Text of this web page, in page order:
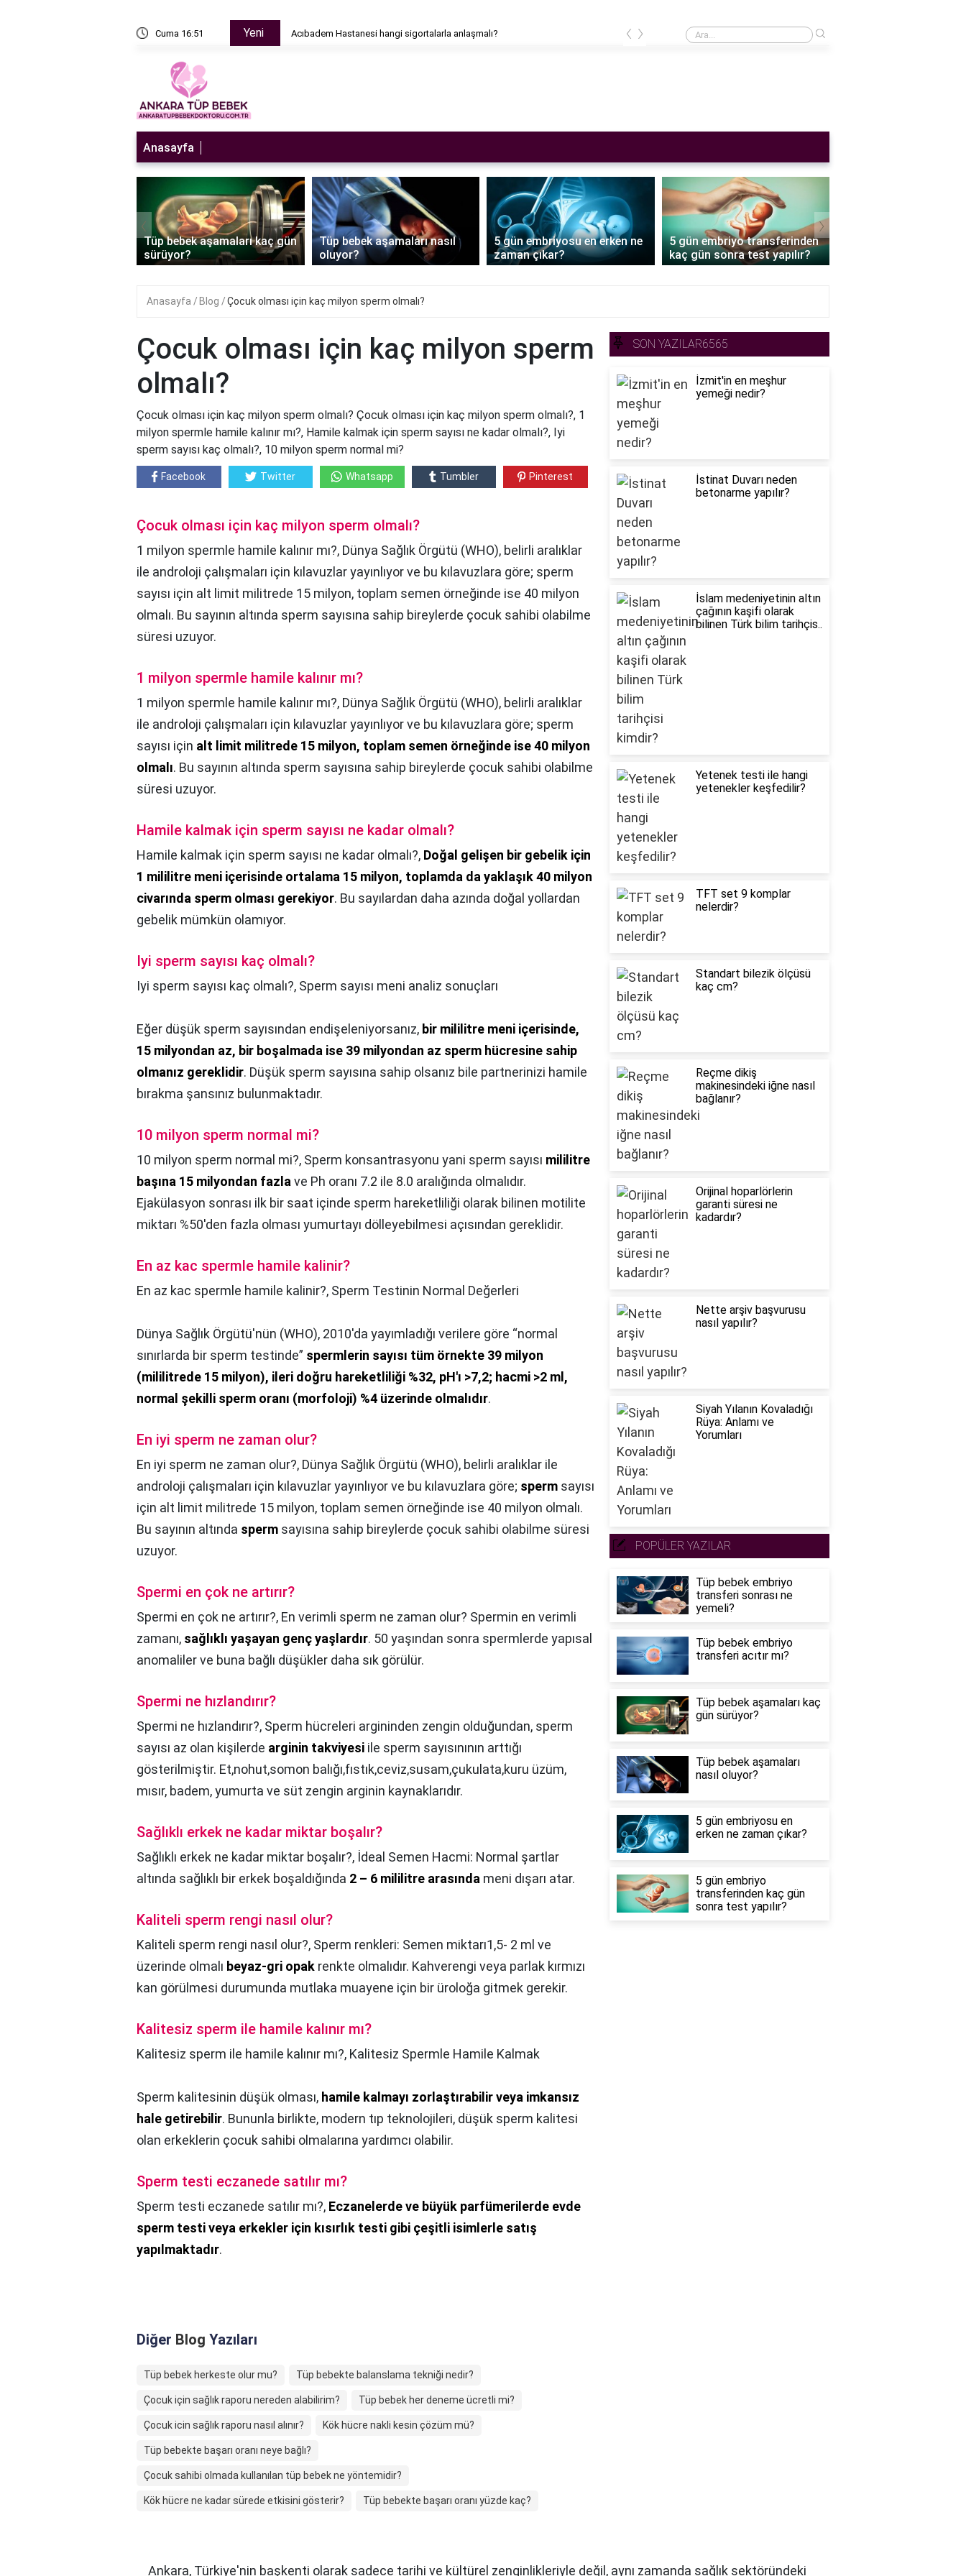
Cuma 16:51 Yeni Acıbadem Hastanesi hangi sigortalarla anlaşmalı? Cinsel ilişkiden sonra adet gecikmesi normal mi?
‹ ›
Anasayfa
Tüp bebek aşamaları kaç gün
sürüyor?
Tüp bebek aşamaları nasıl
oluyor?
5 gün embriyosu en erken ne
zaman çıkar?
5 gün embriyo transferinden
kaç gün sonra test yapılır?
‹ ›
Anasayfa Blog Çocuk olması için kaç milyon sperm olmalı?
Çocuk olması için kaç milyon sperm
olmalı?
Çocuk olması için kaç milyon sperm olmalı? Çocuk olması için kaç milyon sperm olmalı?, 1
milyon spermle hamile kalınır mı?, Hamile kalmak için sperm sayısı ne kadar olmalı?, Iyi
sperm sayısı kaç olmalı?, 10 milyon sperm normal mi?
Facebook Twitter Whatsapp Tumbler Pinterest
Çocuk olması için kaç milyon sperm olmalı?
1 milyon spermle hamile kalınır mı?, Dünya Sağlık Örgütü (WHO), belirli aralıklar
ile androloji çalışmaları için kılavuzlar yayınlıyor ve bu kılavuzlara göre; sperm
sayısı için alt limit militrede 15 milyon, toplam semen örneğinde ise 40 milyon
olmalı. Bu sayının altında sperm sayısına sahip bireylerde çocuk sahibi olabilme
süresi uzuyor.
1 milyon spermle hamile kalınır mı?
1 milyon spermle hamile kalınır mı?, Dünya Sağlık Örgütü (WHO), belirli aralıklar
ile androloji çalışmaları için kılavuzlar yayınlıyor ve bu kılavuzlara göre; sperm
sayısı için alt limit militrede 15 milyon, toplam semen örneğinde ise 40 milyon
olmalı. Bu sayının altında sperm sayısına sahip bireylerde çocuk sahibi olabilme
süresi uzuyor.
Hamile kalmak için sperm sayısı ne kadar olmalı?
Hamile kalmak için sperm sayısı ne kadar olmalı?, Doğal gelişen bir gebelik için
1 mililitre meni içerisinde ortalama 15 milyon, toplamda da yaklaşık 40 milyon
civarında sperm olması gerekiyor. Bu sayılardan daha azında doğal yollardan
gebelik mümkün olamıyor.
Iyi sperm sayısı kaç olmalı?
Iyi sperm sayısı kaç olmalı?, Sperm sayısı meni analiz sonuçları
Eğer düşük sperm sayısından endişeleniyorsanız, bir mililitre meni içerisinde,
15 milyondan az, bir boşalmada ise 39 milyondan az sperm hücresine sahip
olmanız gereklidir. Düşük sperm sayısına sahip olsanız bile partnerinizi hamile
bırakma şansınız bulunmaktadır.
10 milyon sperm normal mi?
10 milyon sperm normal mi?, Sperm konsantrasyonu yani sperm sayısı mililitre
başına 15 milyondan fazla ve Ph oranı 7.2 ile 8.0 aralığında olmalıdır.
Ejakülasyon sonrası ilk bir saat içinde sperm hareketliliği olarak bilinen motilite
miktarı %50'den fazla olması yumurtayı dölleyebilmesi açısından gereklidir.
En az kac spermle hamile kalinir?
En az kac spermle hamile kalinir?, Sperm Testinin Normal Değerleri
Dünya Sağlık Örgütü'nün (WHO), 2010'da yayımladığı verilere göre “normal
sınırlarda bir sperm testinde” spermlerin sayısı tüm örnekte 39 milyon
(mililitrede 15 milyon), ileri doğru hareketliliği %32, pH'ı >7,2; hacmi >2 ml,
normal şekilli sperm oranı (morfoloji) %4 üzerinde olmalıdır.
En iyi sperm ne zaman olur?
En iyi sperm ne zaman olur?, Dünya Sağlık Örgütü (WHO), belirli aralıklar ile
androloji çalışmaları için kılavuzlar yayınlıyor ve bu kılavuzlara göre; sperm sayısı
için alt limit militrede 15 milyon, toplam semen örneğinde ise 40 milyon olmalı.
Bu sayının altında sperm sayısına sahip bireylerde çocuk sahibi olabilme süresi
uzuyor.
Spermi en çok ne artırır?
Spermi en çok ne artırır?, En verimli sperm ne zaman olur? Spermin en verimli
zamanı, sağlıklı yaşayan genç yaşlardır. 50 yaşından sonra spermlerde yapısal
anomaliler ve buna bağlı düşükler daha sık görülür.
Spermi ne hızlandırır?
Spermi ne hızlandırır?, Sperm hücreleri argininden zengin olduğundan, sperm
sayısı az olan kişilerde arginin takviyesi ile sperm sayısınının arttığı
gösterilmiştir. Et,nohut,somon balığı,fıstık,ceviz,susam,çukulata,kuru üzüm,
mısır, badem, yumurta ve süt zengin arginin kaynaklarıdır.
Sağlıklı erkek ne kadar miktar boşalır?
Sağlıklı erkek ne kadar miktar boşalır?, İdeal Semen Hacmi: Normal şartlar
altında sağlıklı bir erkek boşaldığında 2 – 6 mililitre arasında meni dışarı atar.
Kaliteli sperm rengi nasıl olur?
Kaliteli sperm rengi nasıl olur?, Sperm renkleri: Semen miktarı1,5- 2 ml ve
üzerinde olmalı beyaz-gri opak renkte olmalıdır. Kahverengi veya parlak kırmızı
kan görülmesi durumunda mutlaka muayene için bir üroloğa gitmek gerekir.
Kalitesiz sperm ile hamile kalınır mı?
Kalitesiz sperm ile hamile kalınır mı?, Kalitesiz Spermle Hamile Kalmak
Sperm kalitesinin düşük olması, hamile kalmayı zorlaştırabilir veya imkansız
hale getirebilir. Bununla birlikte, modern tıp teknolojileri, düşük sperm kalitesi
olan erkeklerin çocuk sahibi olmalarına yardımcı olabilir.
Sperm testi eczanede satılır mı?
Sperm testi eczanede satılır mı?, Eczanelerde ve büyük parfümerilerde evde
sperm testi veya erkekler için kısırlık testi gibi çeşitli isimlerle satış
yapılmaktadır.
Diğer Blog Yazıları
Tüp bebek herkeste olur mu? Tüp bebekte balanslama tekniği nedir?
Çocuk için sağlık raporu nereden alabilirim? Tüp bebek her deneme ücretli mi?
Çocuk icin sağlık raporu nasıl alınır? Kök hücre nakli kesin çözüm mü?
Tüp bebekte başarı oranı neye bağlı?
Çocuk sahibi olmada kullanılan tüp bebek ne yöntemidir?
Kök hücre ne kadar sürede etkisini gösterir? Tüp bebekte başarı oranı yüzde kaç?
SON YAZILAR6565
İzmit'in en meşhur
yemeği nedir?
İstinat Duvarı neden
betonarme yapılır?
İslam medeniyetinin altın
çağının kaşifi olarak
bilinen Türk bilim tarihçis..
Yetenek testi ile hangi
yetenekler keşfedilir?
TFT set 9 komplar
nelerdir?
Standart bilezik ölçüsü
kaç cm?
Reçme dikiş
makinesindeki iğne nasıl
bağlanır?
Orijinal hoparlörlerin
garanti süresi ne
kadardır?
Nette arşiv başvurusu
nasıl yapılır?
Siyah Yılanın Kovaladığı
Rüya: Anlamı ve
Yorumları
POPÜLER YAZILAR
Tüp bebek embriyo
transferi sonrası ne
yemeli?
Tüp bebek embriyo
transferi acıtır mı?
Tüp bebek aşamaları kaç
gün sürüyor?
Tüp bebek aşamaları
nasıl oluyor?
5 gün embriyosu en
erken ne zaman çıkar?
5 gün embriyo
transferinden kaç gün
sonra test yapılır?
Ankara, Türkiye'nin başkenti olarak sadece tarihi ve kültürel zenginlikleriyle değil, aynı zamanda sağlık sektöründeki